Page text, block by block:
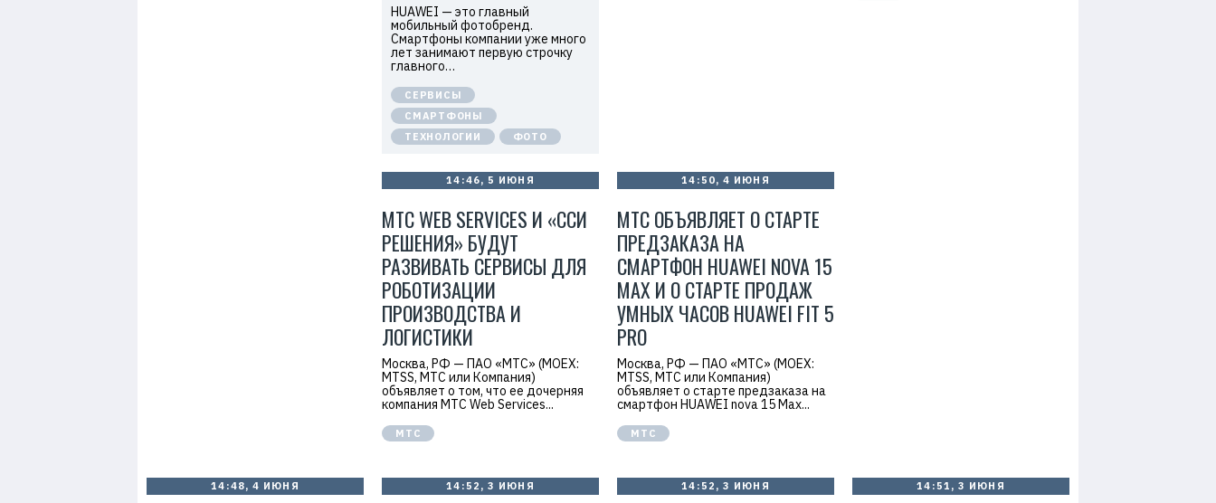
14:46, 5 ИЮНЯ
МТС WEB SERVICES И «ССИ
РЕШЕНИЯ» БУДУТ
РАЗВИВАТЬ СЕРВИСЫ ДЛЯ
РОБОТИЗАЦИИ
ПРОИЗВОДСТВА И
ЛОГИСТИКИ
Москва, РФ — ПАО «МТС» (MOEX:
MTSS, МТС или Компания)
объявляет о том, что ее дочерняя
компания МТС Web Services...
МТС
14:50, 4 ИЮНЯ
МТС ОБЪЯВЛЯЕТ О СТАРТЕ
ПРЕДЗАКАЗА НА
СМАРТФОН HUAWEI NOVA 15
MAX И О СТАРТE ПРОДАЖ
УМНЫХ ЧАСОВ HUAWEI FIT 5
PRO
Москва, РФ — ПАО «МТС» (MOEX:
MTSS, МТС или Компания)
объявляет о старте предзаказа на
смартфон HUAWEI nova 15 Max...
МТС
14:48, 4 ИЮНЯ 14:52, 3 ИЮНЯ 14:52, 3 ИЮНЯ 14:51, 3 ИЮНЯ
п
а
н
в
»
И
Н
:
1
4
HUAWEI — это главный
мобильный фотобренд.
Смартфоны компании уже много
лет занимают первую строчку
главного…
СЕРВИСЫ
СМАРТФОНЫ
ТЕХНОЛОГИИ
ФОТО